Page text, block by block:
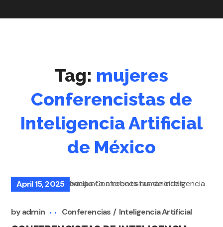
Tag: mujeres
Conferencistas de
Inteligencia Artificial
de México
April 15, 2025
byadmin Conferencias Inteligencia Artificial